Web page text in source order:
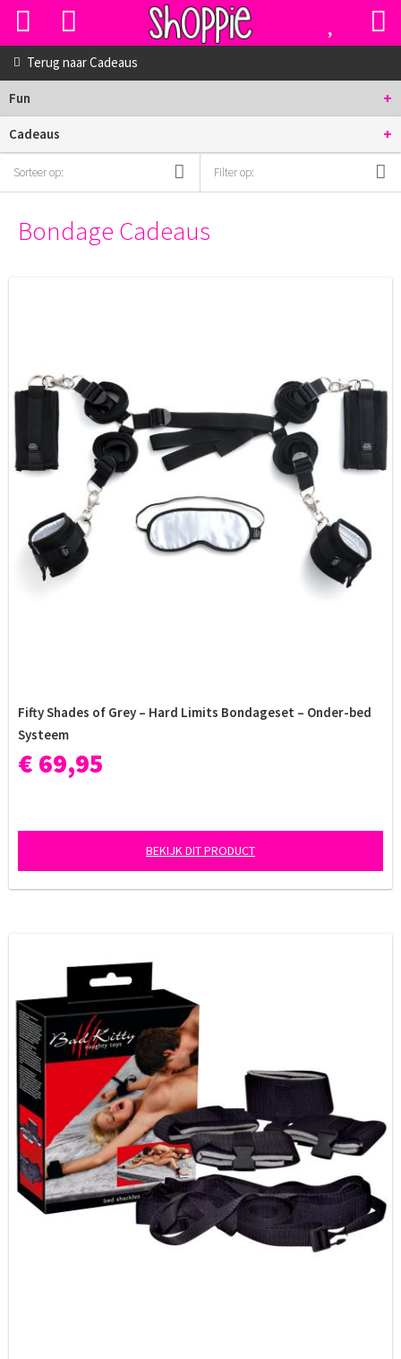
Terug naarCadeaus
Fun +
Cadeaus +
Sorteer op: Filter op:
Bondage Cadeaus
Fifty Shades of Grey – Hard Limits Bondageset – Onder-bed
Systeem
€ 69,95
BEKIJK DIT PRODUCT